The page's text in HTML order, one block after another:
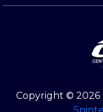
Copyright © 2026